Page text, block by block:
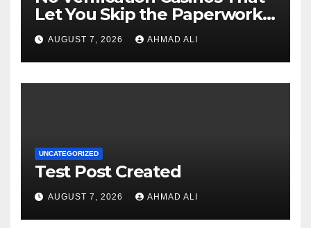
Let You Skip the Paperwork
and Play Instantly
AUGUST 7, 2026 AHMAD ALI
UNCATEGORIZED
Test Post Created
AUGUST 7, 2026 AHMAD ALI